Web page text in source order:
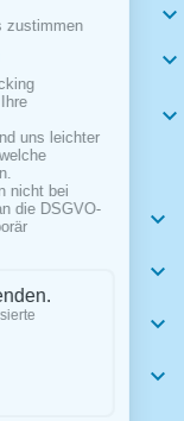






